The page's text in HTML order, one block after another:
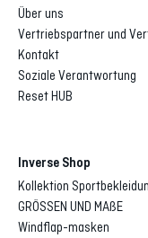
Über uns
Vertriebspartner und
Kontakt
Soziale Verantwortung
Reset HUB
Inverse Shop
Kollektion
GRÖSSEN UND MAßE
Windflap-masken